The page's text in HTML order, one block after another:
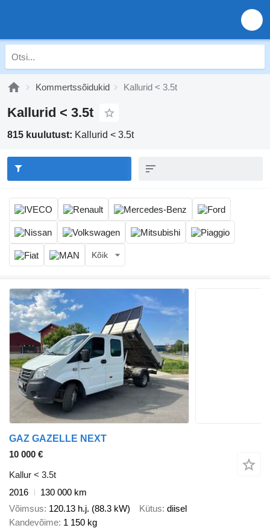
Kommertssõidukid Kallurid < 3.5t
Kallurid < 3.5t
815 kuulutust: Kallurid < 3.5t
Kõik
GAZ GAZELLE NEXT
10 000 €
Kallur < 3.5t
2016
130 000 km
Võimsus 120.13 h.j. (88.3 kW) Kütus diisel
Kandevõime 1 150 kg